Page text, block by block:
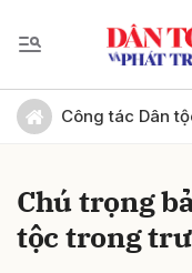
Công tác Dân
Chú trọng
tộc trong
Gửi bình luận